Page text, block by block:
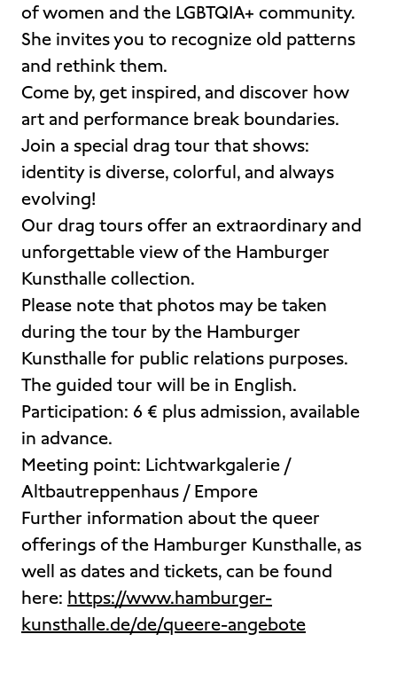
of women and the LGBTQIA+ community.
She invites you to recognize old patterns
and rethink them.
Come by, get inspired, and discover how
art and performance break boundaries.
Join a special drag tour that shows:
identity is diverse, colorful, and always
evolving!
Our drag tours offer an extraordinary and
unforgettable view of the Hamburger
Kunsthalle collection.
Please note that photos may be taken
during the tour by the Hamburger
Kunsthalle for public relations purposes.
The guided tour will be in English.
Participation: 6 € plus admission, available
in advance.
Meeting point: Lichtwarkgalerie /
Altbautreppenhaus / Empore
Further information about the queer
offerings of the Hamburger Kunsthalle, as
well as dates and tickets, can be found
here: https://www.hamburger-
kunsthalle.de/de/queere-angebote